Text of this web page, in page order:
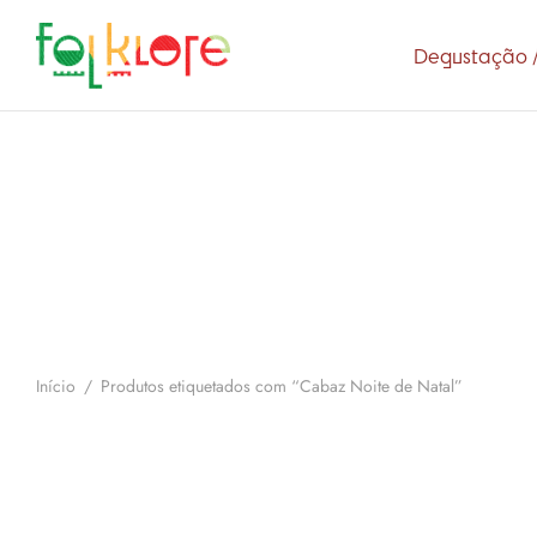
Degustação
Início / Produtos etiquetados com “Cabaz Noite de Natal”